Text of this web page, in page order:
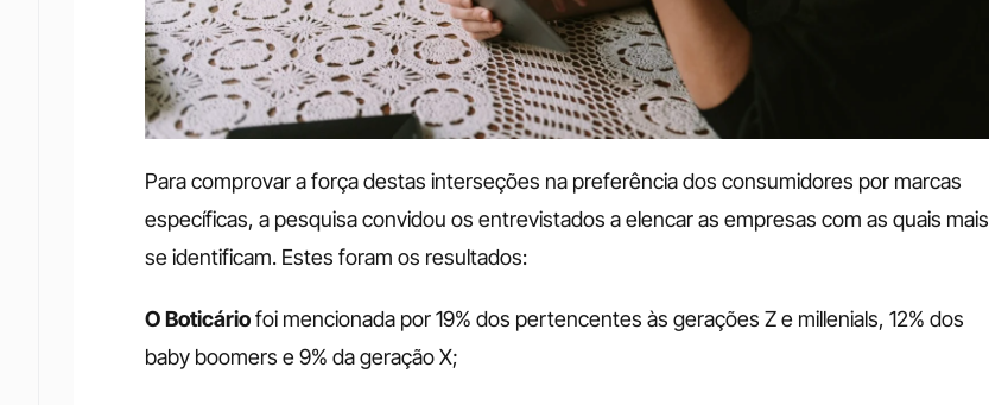
Para comprovar a força destas interseções na preferência dos consumidores por marcas
específicas, a pesquisa convidou os entrevistados a elencar as empresas com as quais mais
se identificam. Estes foram os resultados:
O Boticário foi mencionada por 19% dos pertencentes às gerações Z e millenials, 12% dos
baby boomers e 9% da geração X;